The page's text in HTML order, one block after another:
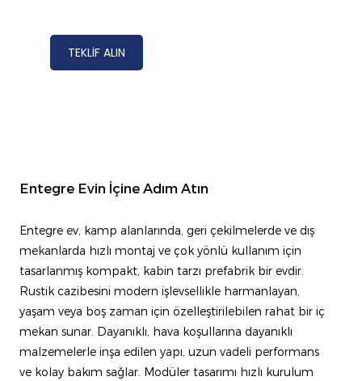
TEKLIF ALIN
Entegre Evin İçine Adım Atın
Entegre ev, kamp alanlarında, geri çekilmelerde ve dış
mekanlarda hızlı montaj ve çok yönlü kullanım için
tasarlanmış kompakt, kabin tarzı prefabrik bir evdir.
Rustik cazibesini modern işlevsellikle harmanlayan,
yaşam veya boş zaman için özelleştirilebilen rahat bir iç
mekan sunar. Dayanıklı, hava koşullarına dayanıklı
malzemelerle inşa edilen yapı, uzun vadeli performans
ve kolay bakım sağlar. Modüler tasarımı hızlı kurulum